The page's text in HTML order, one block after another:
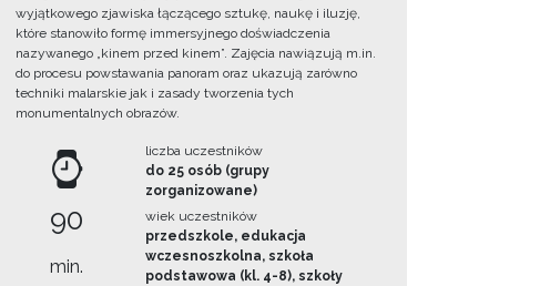
wyjątkowego zjawiska łączącego sztukę, naukę i iluzję,
które stanowiło formę immersyjnego doświadczenia
nazywanego „kinem przed kinem”. Zajęcia nawiązują m.in.
do procesu powstawania panoram oraz ukazują zarówno
techniki malarskie jak i zasady tworzenia tych
monumentalnych obrazów.
90
min.
liczba uczestników
do 25 osób (grupy
zorganizowane)
wiek uczestników
przedszkole, edukacja
wczesnoszkolna, szkoła
podstawowa (kl. 4-8), szkoły